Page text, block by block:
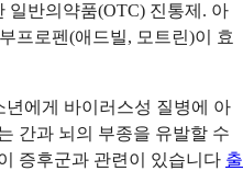
일반의약품(OTC) 진통제. 아
프로펜(애드빌, 모트린)이 효
년에게 바이러스성 질병에 아
간과 뇌의 부종을 유발할 수
증후군과 관련이 있습니다 출